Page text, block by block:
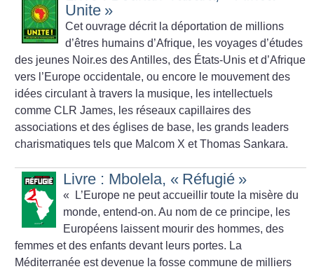
Unite »
Cet ouvrage décrit la déportation de millions
d’êtres humains d’Afrique, les voyages d’études
des jeunes Noir.es des Antilles, des États-Unis et d’Afrique
vers l’Europe occidentale, ou encore le mouvement des
idées circulant à travers la musique, les intellectuels
comme CLR James, les réseaux capillaires des
associations et des églises de base, les grands leaders
charismatiques tels que Malcom X et Thomas Sankara.
Livre : Mbolela, « Réfugié »
«
L’Europe ne peut accueillir toute la misère du
monde, entend-on. Au nom de ce principe, les
Européens laissent mourir des hommes, des
femmes et des enfants devant leurs portes. La
Méditerranée est devenue la fosse commune de milliers